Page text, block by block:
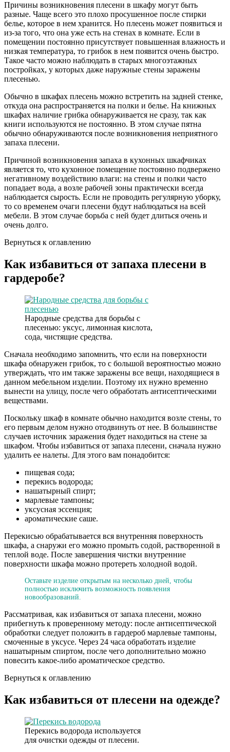
Причины возникновения плесени в шкафу могут быть
разные. Чаще всего это плохо просушенное после стирки
белье, которое в нем хранится. Но плесень может появиться и
из-за того, что она уже есть на стенах в комнате. Если в
помещении постоянно присутствует повышенная влажность и
низкая температура, то грибок в нем появится очень быстро.
Такое часто можно наблюдать в старых многоэтажных
постройках, у которых даже наружные стены заражены
плесенью.
Обычно в шкафах плесень можно встретить на задней стенке,
откуда она распространяется на полки и белье. На книжных
шкафах наличие грибка обнаруживается не сразу, так как
книги используются не постоянно. В этом случае пятна
обычно обнаруживаются после возникновения неприятного
запаха плесени.
Причиной возникновения запаха в кухонных шкафчиках
является то, что кухонное помещение постоянно подвержено
негативному воздействию влаги: на стены и полки часто
попадает вода, а возле рабочей зоны практически всегда
наблюдается сырость. Если не проводить регулярную уборку,
то со временем очаги плесени будут наблюдаться на всей
мебели. В этом случае борьба с ней будет длиться очень и
очень долго.
Вернуться к оглавлению
Как избавиться от запаха плесени в
гардеробе?
Народные средства для борьбы с
плесенью: уксус, лимонная кислота,
сода, чистящие средства.
Сначала необходимо запомнить, что если на поверхности
шкафа обнаружен грибок, то с большой вероятностью можно
утверждать, что им также заражены все вещи, находящиеся в
данном мебельном изделии. Поэтому их нужно временно
вынести на улицу, после чего обработать антисептическими
веществами.
Поскольку шкаф в комнате обычно находится возле стены, то
его первым делом нужно отодвинуть от нее. В большинстве
случаев источник заражения будет находиться на стене за
шкафом. Чтобы избавиться от запаха плесени, сначала нужно
удалить ее налеты. Для этого вам понадобится:
пищевая сода;
перекись водорода;
нашатырный спирт;
марлевые тампоны;
уксусная эссенция;
ароматические саше.
Перекисью обрабатывается вся внутренняя поверхность
шкафа, а снаружи его можно промыть содой, растворенной в
теплой воде. После завершения чистки внутренние
поверхности шкафа можно протереть холодной водой.
Оставьте изделие открытым на несколько дней, чтобы
полностью исключить возможность появления
новообразований.
Рассматривая, как избавиться от запаха плесени, можно
прибегнуть к проверенному методу: после антисептической
обработки следует положить в гардероб марлевые тампоны,
смоченные в уксусе. Через 24 часа обработать изделие
нашатырным спиртом, после чего дополнительно можно
повесить какое-либо ароматическое средство.
Вернуться к оглавлению
Как избавиться от плесени на одежде?
Перекись водорода используется
для очистки одежды от плесени.